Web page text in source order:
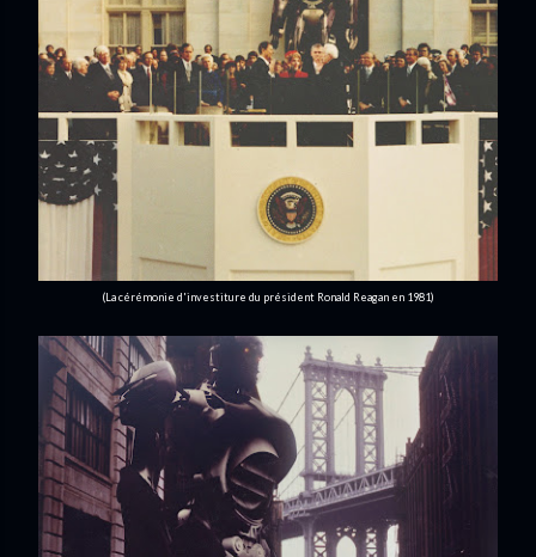
(La cérémonie d'investiture du président Ronald Reagan en 1981)